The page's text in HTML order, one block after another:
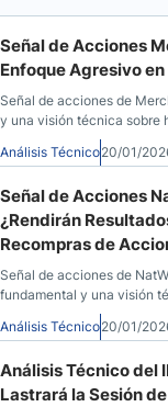
Señal de Acciones
Enfoque Agresivo
Señal de acciones de
y una visión técnica sobre
hay que saber antes de
de que MRK cerrara a
Análisis Técnico20/01/
Señal de Acciones
¿Rendirán
Recompras de
Señal de acciones de
fundamental y una visión
acción. Lo que hay que
2026, después de que
Análisis Técnico20/01/
Análisis Técnico del
Lastrará la Sesión